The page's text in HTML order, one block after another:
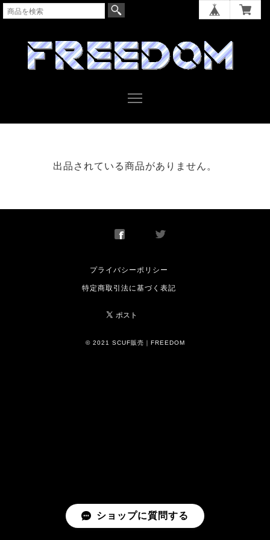
出品されている商品がありません。
プライバシーポリシー
特定商取引法に基づく表記
© 2021 SCUF販売｜FREEDOM
ショップに質問する